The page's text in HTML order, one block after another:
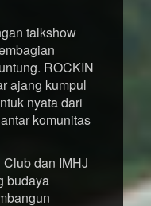
talkshow
ROCKIN
ajang kumpul
nyata dari
komunitas
dan IMHJ
budaya